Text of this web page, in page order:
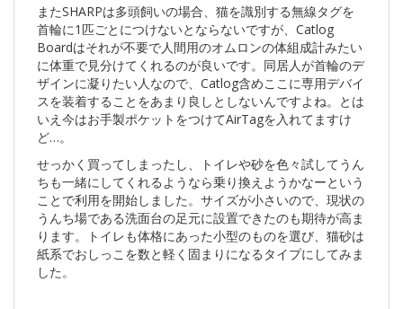
またSHARPは多頭飼いの場合、猫を識別する無線タグを
首輪に1匹ごとにつけないとならないですが、Catlog
Boardはそれが不要で人間用のオムロンの体組成計みたい
に体重で見分けてくれるのが良いです。同居人が首輪のデ
ザインに凝りたい人なので、Catlog含めここに専用デバイ
スを装着することをあまり良しとしないんですよね。とは
いえ今はお手製ポケットをつけてAirTagを入れてますけ
ど…。
せっかく買ってしまったし、トイレや砂を色々試してうん
ちも一緒にしてくれるようなら乗り換えようかなーという
ことで利用を開始しました。サイズが小さいので、現状の
うんち場である洗面台の足元に設置できたのも期待が高ま
ります。トイレも体格にあった小型のものを選び、猫砂は
紙系でおしっこを数と軽く固まりになるタイプにしてみま
した。